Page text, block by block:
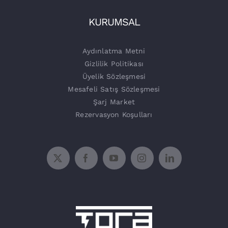
KURUMSAL
Aydınlatma Metni
Gizlilik Politikası
Üyelik Sözleşmesi
Mesafeli Satış Sözleşmesi
Şarj Market
Rezervasyon Koşulları